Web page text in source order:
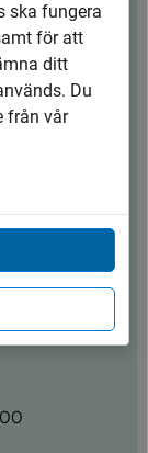
ska fungera
för att
ditt
Du
från vår